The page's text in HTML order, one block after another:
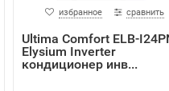
избранное сравнить
Ultima Comfort ELB-
Elysium Inverter
кондиционер инв...